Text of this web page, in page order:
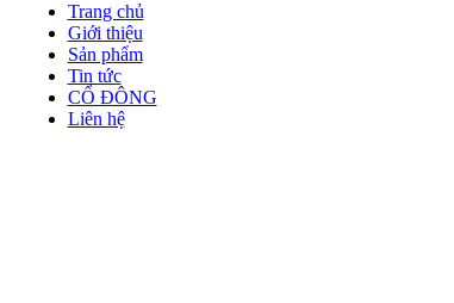
Trang chủ
Giới thiệu
Sản phẩm
Tin tức
CỔ ĐÔNG
Liên hệ